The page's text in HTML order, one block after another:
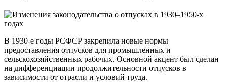
В 1930-е годы РСФСР закрепила новые нормы
предоставления отпусков для промышленных и
сельскохозяйственных рабочих. Основной акцент был сделан
на дифференциации продолжительности отпусков в
зависимости от отрасли и условий труда.